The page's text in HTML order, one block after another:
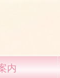
内